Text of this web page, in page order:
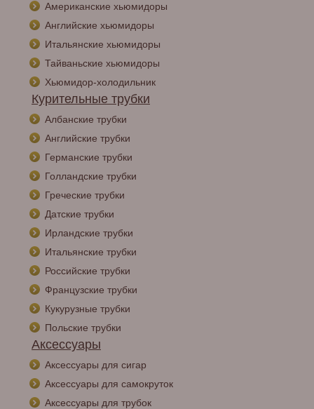
Американские хьюмидоры
Английские хьюмидоры
Итальянские хьюмидоры
Тайваньские хьюмидоры
Хьюмидор-холодильник
Курительные трубки
Албанские трубки
Английские трубки
Германские трубки
Голландские трубки
Греческие трубки
Датские трубки
Ирландские трубки
Итальянские трубки
Российские трубки
Французские трубки
Кукурузные трубки
Польские трубки
Аксессуары
Аксессуары для сигар
Аксессуары для самокруток
Аксессуары для трубок